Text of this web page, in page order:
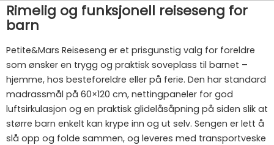
Rimelig og funksjonell reiseseng for
barn
Petite&Mars Reiseseng er et prisgunstig valg for foreldre
som ønsker en trygg og praktisk soveplass til barnet –
hjemme, hos besteforeldre eller på ferie. Den har standard
madrassmål på 60×120 cm, nettingpaneler for god
luftsirkulasjon og en praktisk glidelåsåpning på siden slik at
større barn enkelt kan krype inn og ut selv. Sengen er lett å
slå opp og folde sammen, og leveres med transportveske